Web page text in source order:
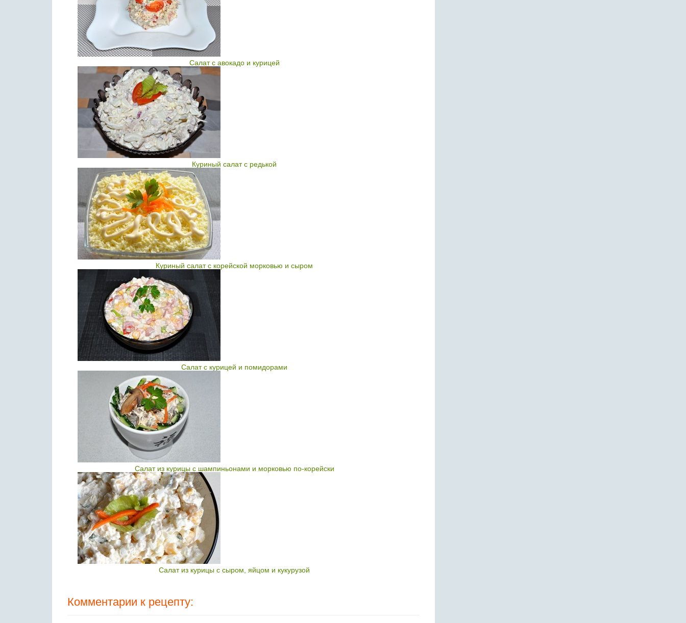
Салат с авокадо и курицей
Куриный салат с редькой
Куриный салат с корейской морковью и сыром
Салат с курицей и помидорами
Салат из курицы с шампиньонами и морковью по-корейски
Салат из курицы с сыром, яйцом и кукурузой
Комментарии к рецепту: